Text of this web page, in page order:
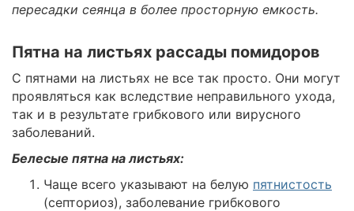
пересадки сеянца в более просторную емкость.
Пятна на листьях рассады помидоров
С пятнами на листьях не все так просто. Они могут
проявляться как вследствие неправильного ухода,
так и в результате грибкового или вирусного
заболеваний.
Белесые пятна на листьях:
Чаще всего указывают на белую пятнистость
(септориоз), заболевание грибкового